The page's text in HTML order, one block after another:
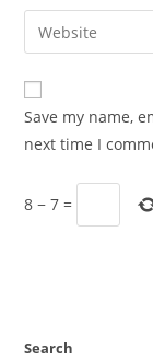
comment
email
address
comment
Enter
your
website
URL
(optional)
Save my name,
next time I
8 −7 =
Search